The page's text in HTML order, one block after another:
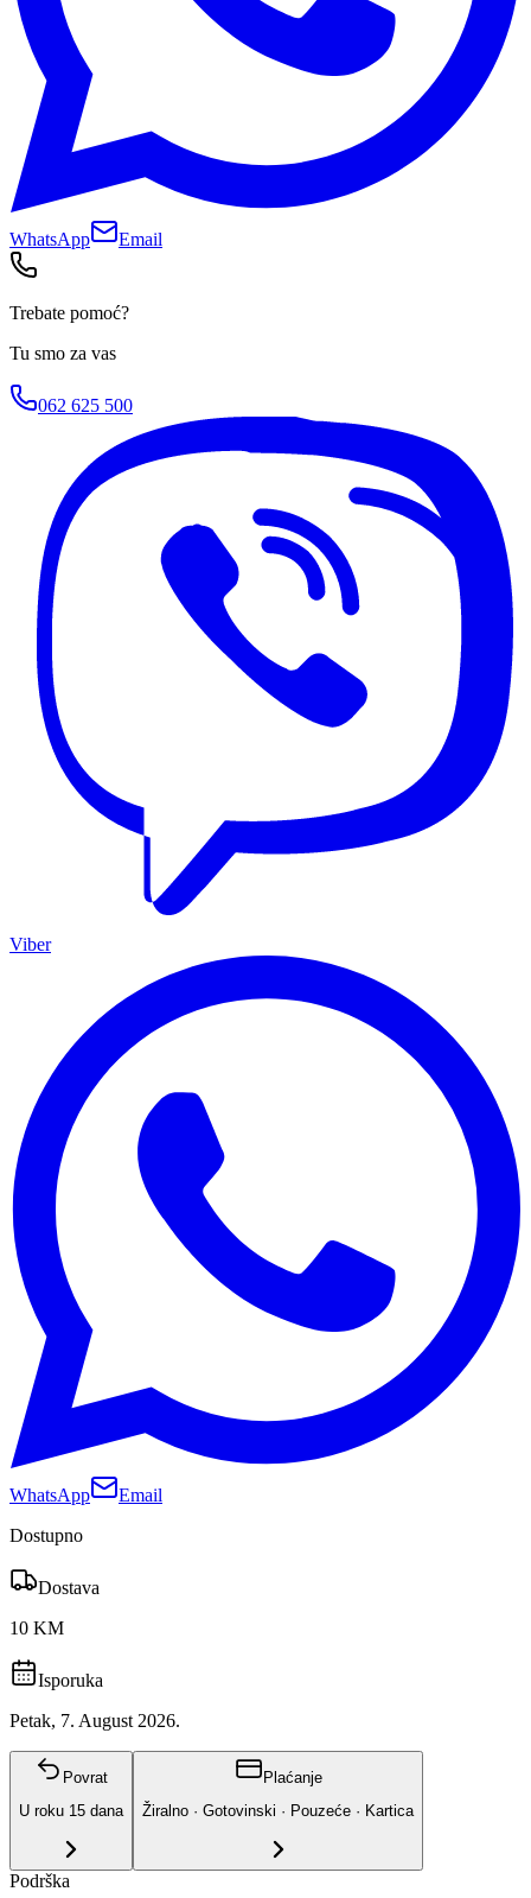
WhatsApp Email
Trebate pomoć?
Tu smo za vas
062 625 500
Viber
WhatsApp
Email
Dostupno
Dostava
10 KM
Isporuka
Petak, 7. August 2026.
Povrat
U roku 15 dana
Plaćanje
Žiralno · Gotovinski · Pouzeće · Kartica
Podrška